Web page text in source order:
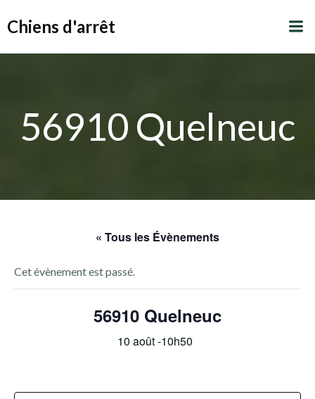
Chiens d'arrêt
56910 Quelneuc
« Tous les Évènements
Cet évènement est passé.
56910 Quelneuc
10 août -10h50